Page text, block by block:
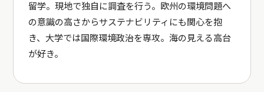
留学。現地で独自に調査を行う。欧州の環境問題へ
の意識の高さからサステナビリティにも関心を抱
き、大学では国際環境政治を専攻。海の見える高台
が好き。